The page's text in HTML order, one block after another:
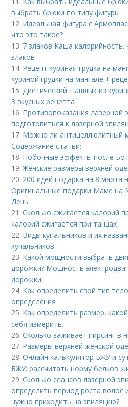
выбрать брюки по типу фигуры
12. Идеальная фигура с
что это такое?
13. 7 злаков Каша
злаков
14. Рецепт куриная грудка на
куриной грудки на мангале +
15.Диетический шашлык из
3 вкусных рецепта
16. Противопоказания лазерной
подготовиться к лазерной
17. Можно ли антицеллюлитный
Содержание статьи:
18. Побочные эффекты после
19.Женские размеры верхней
20. 200 идей подарка на 8 марта
Оригинальные подарки Маме на
День
21.Сколько сжигается калорий
калорий сжигается при танцах
22. Виды купальников и их
купальников
23. Какой мощности выбрать
дорожки? Мощность
дорожки
24. Как определить свой тип
определения
25. Как определить размер,
себя измерить.
26.Сколько заживает пирсинг в
27. Размеры верхней женской
28.Онлайн калькулятор БЖУ и
БЖУ: рассчитать норму белков
29.Сколько сеансов лазерной
определить период роста волос
нужно приходить на эпиляцию?